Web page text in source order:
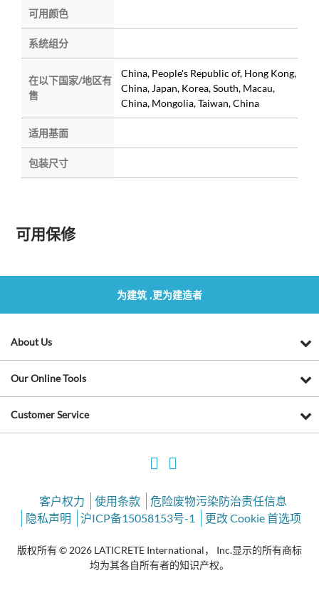
可用颜色
系统组分
在以下国家/地区有
售
China, People's Republic of, Hong Kong,
China, Japan, Korea, South, Macau,
China, Mongolia, Taiwan, China
适用基面
包装尺寸
可用保修
为建筑 ,更为建造者
About Us
Our Online Tools
Customer Service
客户权力 使用条款
危险废物污染防治责任信息
隐私声明
沪ICP备15058153号-1 更改 Cookie 首选项
版权所有 © 2026 LATICRETE International， Inc.显示的所有商标
均为其各自所有者的知识产权。